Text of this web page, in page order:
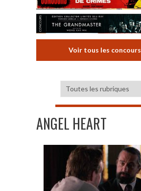
Voir tous les concours
ANGEL HEART